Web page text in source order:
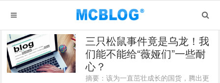
三只松鼠事件竟是乌龙！我
们能不能给“薇娅们”一些耐
心？
摘要：该为一直茁壮成长的国货，腾出更